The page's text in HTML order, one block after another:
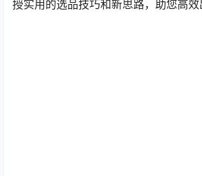
授实用的选品技巧和新思路，助您高效